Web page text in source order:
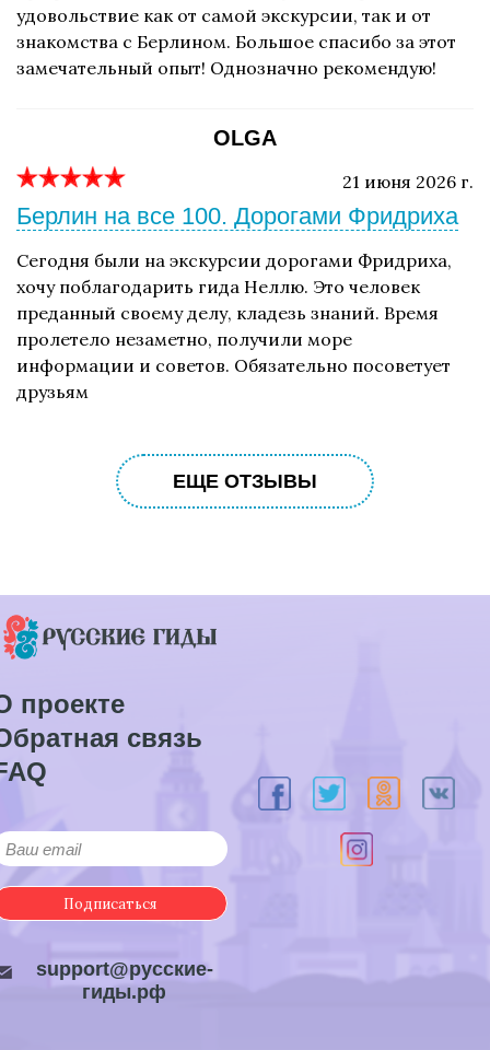
удовольствие как от самой экскурсии, так и от
знакомства с Берлином. Большое спасибо за этот
замечательный опыт! Однозначно рекомендую!
OLGA
21 июня 2026 г.
Берлин на все 100. Дорогами Фридриха
Сегодня были на экскурсии дорогами Фридриха,
хочу поблагодарить гида Неллю. Это человек
преданный своему делу, кладезь знаний. Время
пролетело незаметно, получили море
информации и советов. Обязательно посоветует
друзьям
ЕЩЕ ОТЗЫВЫ
проекте
связь
Подписаться
support@русские-
гиды.рф